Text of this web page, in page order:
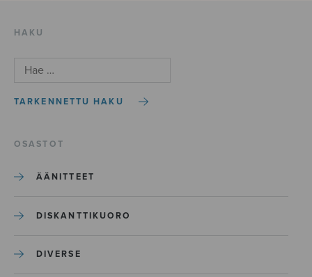
HAKU
TARKENNETTU HAKU
OSASTOT
ÄÄNITTEET
DISKANTTIKUORO
DIVERSE